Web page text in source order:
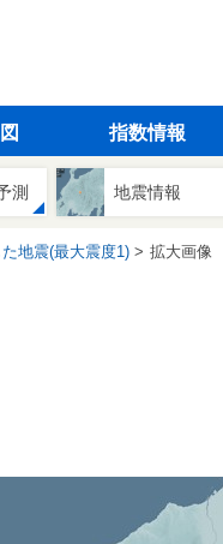
指数情報
測 地震情報
地震(最大震度1) 拡大画像